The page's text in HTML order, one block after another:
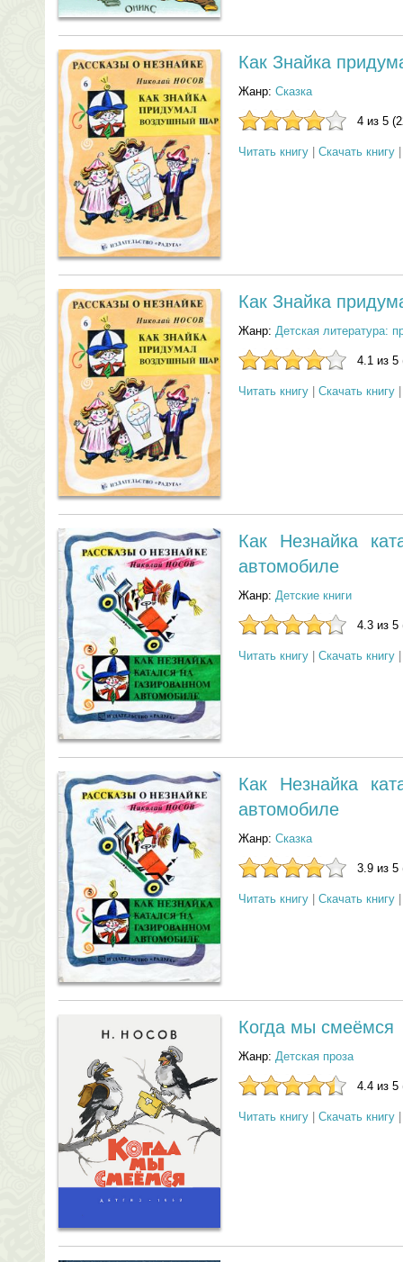
Как Знайка
Жанр: Сказка
4 из 5
Читать книгу Скачать книгу
Как Знайка
Жанр: Детская литература:
4.1 из 5
Читать книгу Скачать книгу
Как Незнайка
автомобиле
Жанр: Детские книги
4.3 из 5
Читать книгу Скачать книгу
Как Незнайка
автомобиле
Жанр: Сказка
3.9 из 5
Читать книгу Скачать книгу
Когда мы смеёмся
Жанр: Детская проза
4.4 из 5
Читать книгу Скачать книгу